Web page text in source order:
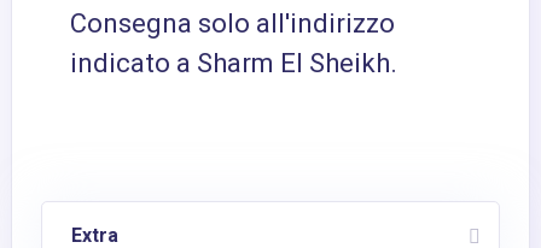
Consegna solo all'indirizzo
indicato a Sharm El Sheikh.
Extra